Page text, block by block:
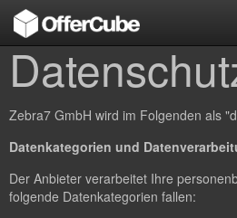
Zebra7 GmbH wird im Folgenden als
Datenkategorien und
Der Anbieter verarbeitet Ihre
folgende Datenkategorien fallen: